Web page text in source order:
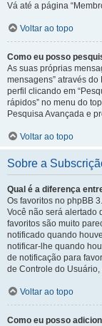
Vá até a página
Voltar ao topo
Como eu posso
As suas próprias
mensagens” através
perfil clicando em
rápidos” no menu do
Pesquisa Avançada e
Voltar ao topo
Sobre a
Qual é a diferença
Os favoritos no phpBB
Você não será alertado
favoritos são muito
notificado quando
notificar-lhe quando
de notificação para
de Controle do Usuário,
Voltar ao topo
Como eu posso